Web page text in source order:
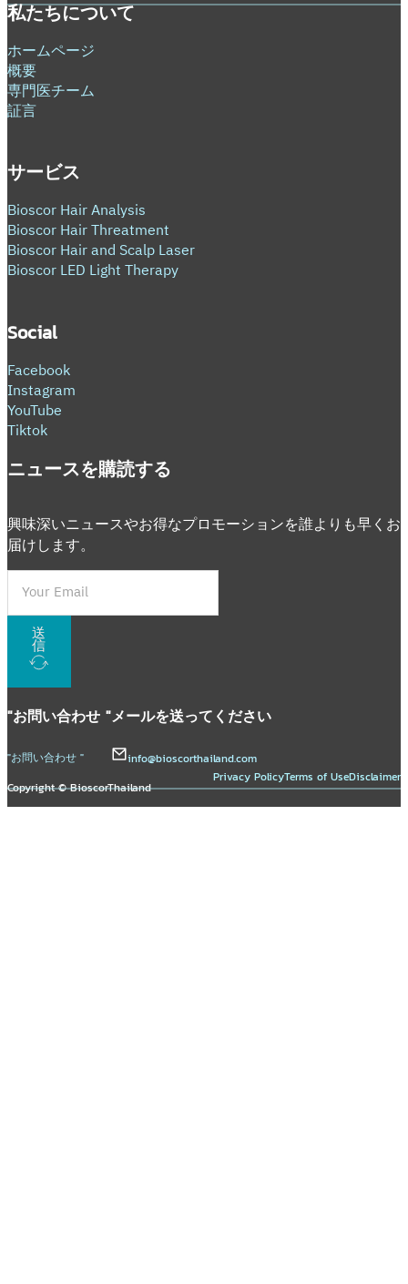
私たちについて
ホームページ
概要
専門医チーム
証言
サービス
Bioscor Hair Analysis
Bioscor Hair Threatment
Bioscor Hair and Scalp Laser
Bioscor LED Light Therapy
Social
Facebook
Instagram
YouTube
Tiktok
ニュースを購読する
興味深いニュースやお得なプロモーションを誰よりも早くお
届けします。
送
信
"お問い合わせ "
"お問い合わせ "
メールを送ってください
info@bioscorthailand.com
Copyright © BioscorThailand
Privacy PolicyTerms of UseDisclaimer